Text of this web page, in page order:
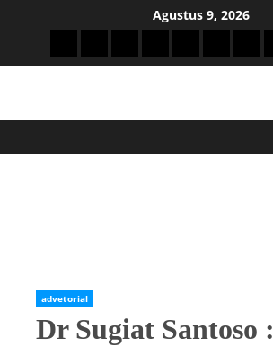
Agustus 9, 2026
advetorial
Dr Sugiat Santoso :